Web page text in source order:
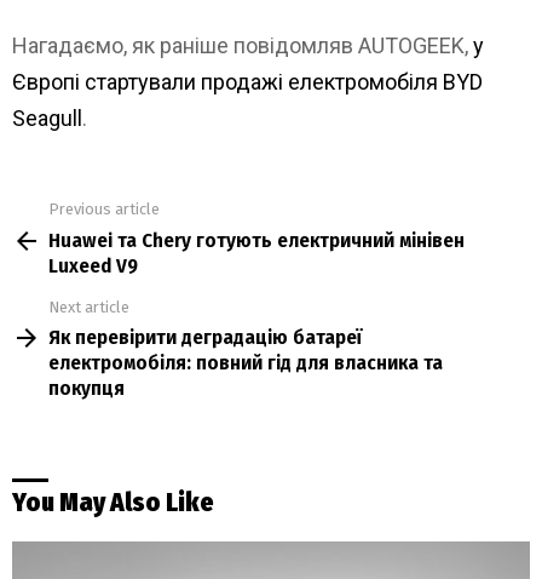
Нагадаємо, як раніше повідомляв AUTOGEEK,у
Європі стартували продажі електромобіля BYD
Seagull .
more
Previous article
Huawei та Chery готують електричний мінівен
Luxeed V9
Next article
Як перевірити деградацію батареї
електромобіля: повний гід для власника та
покупця
You May Also Like